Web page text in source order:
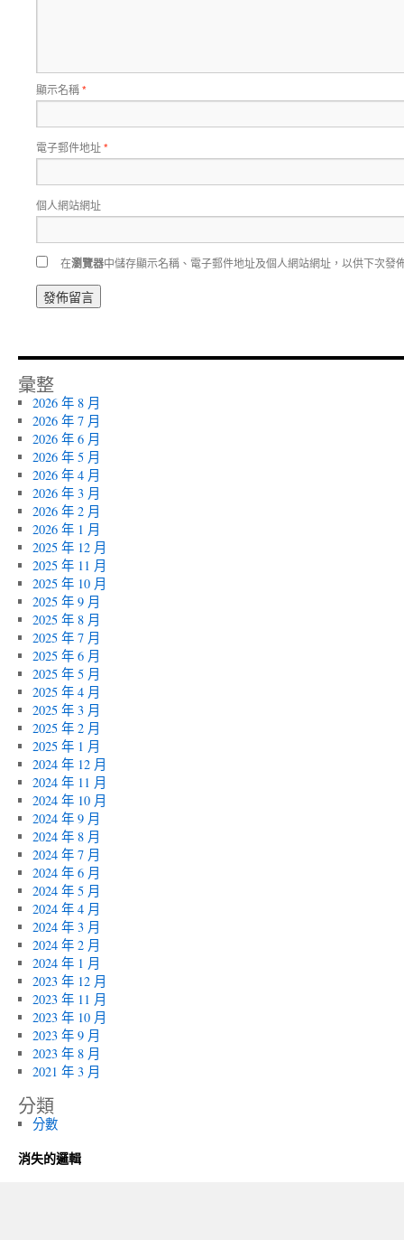
顯示名稱*
電子郵件地址*
個人網站網址
在瀏覽器中儲存顯示名稱、電子郵件地址及個人網站網址，以供下次發
彙整
2026 年 8 月
2026 年 7 月
2026 年 6 月
2026 年 5 月
2026 年 4 月
2026 年 3 月
2026 年 2 月
2026 年 1 月
2025 年 12 月
2025 年 11 月
2025 年 10 月
2025 年 9 月
2025 年 8 月
2025 年 7 月
2025 年 6 月
2025 年 5 月
2025 年 4 月
2025 年 3 月
2025 年 2 月
2025 年 1 月
2024 年 12 月
2024 年 11 月
2024 年 10 月
2024 年 9 月
2024 年 8 月
2024 年 7 月
2024 年 6 月
2024 年 5 月
2024 年 4 月
2024 年 3 月
2024 年 2 月
2024 年 1 月
2023 年 12 月
2023 年 11 月
2023 年 10 月
2023 年 9 月
2023 年 8 月
2021 年 3 月
分類
分數
消失的邏輯